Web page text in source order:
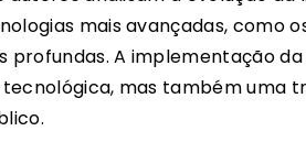
mais avançadas, como
profundas. A implementação
mas também uma